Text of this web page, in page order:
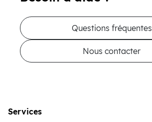
Questions fréquentes
Nous contacter
Services